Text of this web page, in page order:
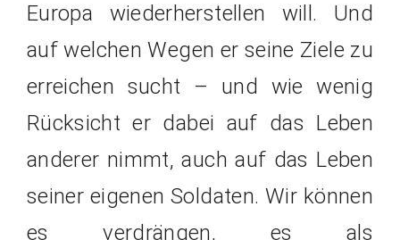
Europa wiederherstellen will. Und
auf welchen Wegen er seine Ziele zu
erreichen sucht – und wie wenig
Rücksicht er dabei auf das Leben
anderer nimmt, auch auf das Leben
seiner eigenen Soldaten. Wir können
es verdrängen, es als